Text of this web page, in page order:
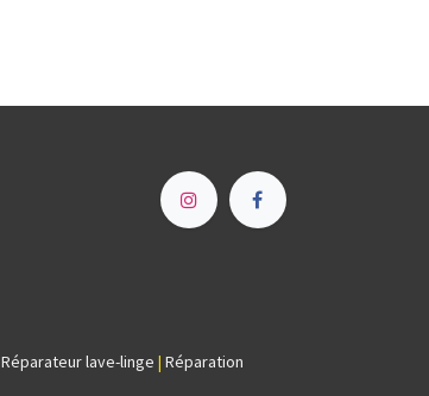
Réparateur lave-linge | Réparation